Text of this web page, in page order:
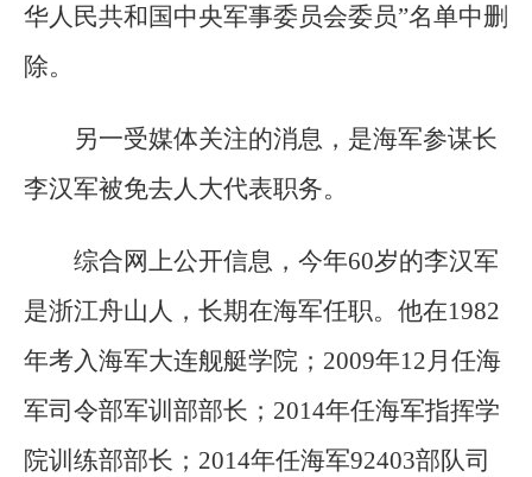
华人民共和国中央军事委员会委员”名单中删
除。
另一受媒体关注的消息，是海军参谋长
李汉军被免去人大代表职务。
综合网上公开信息，今年60岁的李汉军
是浙江舟山人，长期在海军任职。他在1982
年考入海军大连舰艇学院；2009年12月任海
军司令部军训部部长；2014年任海军指挥学
院训练部部长；2014年任海军92403部队司